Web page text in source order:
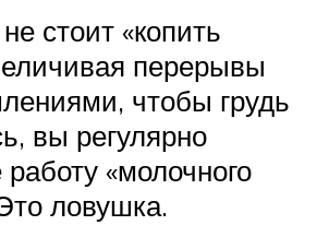
стоит «копить
перерывы
чтобы грудь
вы регулярно
«молочного
ловушка.